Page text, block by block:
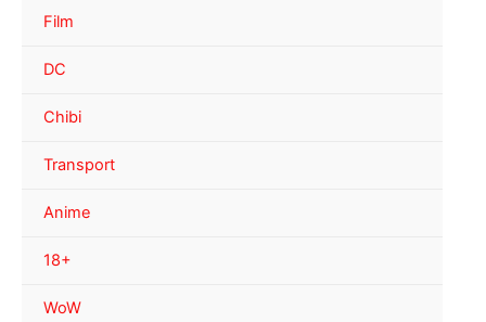
Film
DC
Chibi
Transport
Anime
18+
WoW